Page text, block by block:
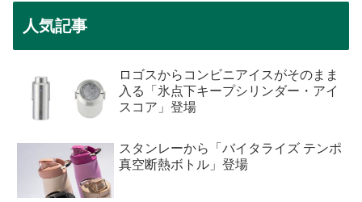
人気記事
ロゴスからコンビニアイスがそのまま
入る「氷点下キープシリンダー・アイ
スコア」登場
スタンレーから「バイタライズ テンポ
真空断熱ボトル」登場